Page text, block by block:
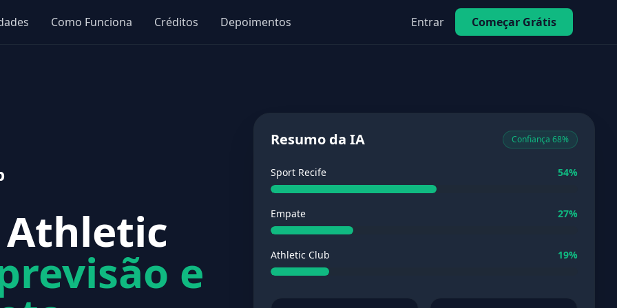
Como Funciona Créditos Depoimentos Entrar Começar Grátis
Athletic
e
Resumo da IA Confiança 68%
Sport Recife 54%
Empate 27%
Athletic Club 19%